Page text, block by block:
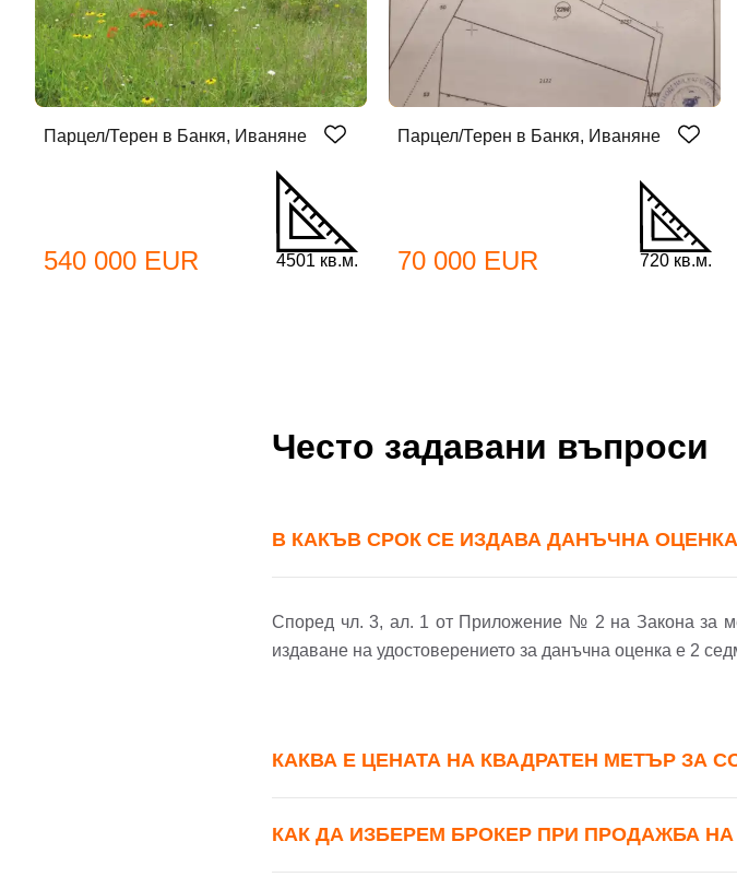
Добре дошъл!
или
Парцел/Терен в Банкя, Иваняне
540 000 EUR 4501 кв.м.
Парцел/Терен в Банкя, Иваняне
70 000 EUR 720 кв.м.
Често задавани въпроси
В КАКЪВ СРОК СЕ ИЗДАВА ДАНЪЧНА
Според чл. 3, ал. 1 от Приложение № 2 на Закона за
издаване на удостоверението за данъчна оценка е 2
КАКВА Е ЦЕНАТА НА КВАДРАТЕН МЕТЪР ЗА
КАК ДА ИЗБЕРЕМ БРОКЕР ПРИ ПРОДАЖБА